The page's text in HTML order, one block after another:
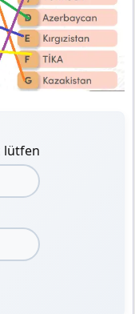
lütfen